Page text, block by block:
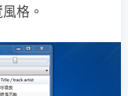
格。